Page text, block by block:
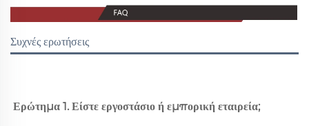
Συχνές ερωτήσεις
Ερώτημα 1. Είστε εργοστάσιο ή εμπορική εταιρεία;